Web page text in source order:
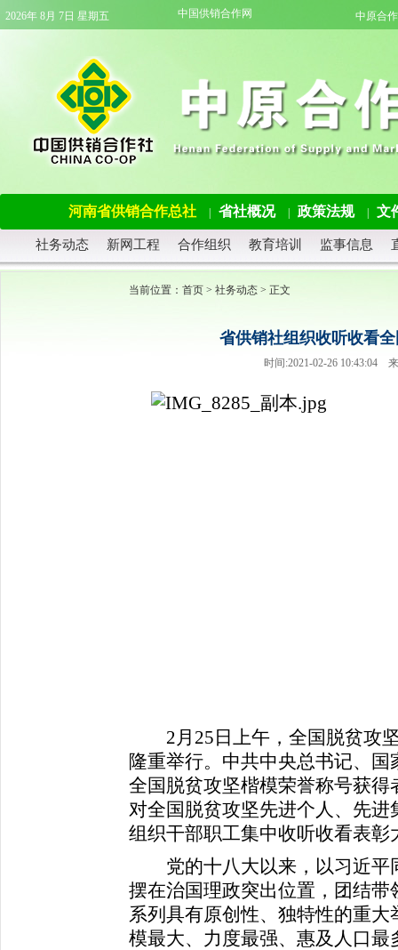
2026年 8月 7日 星期五 中国供销合作网 中原合
河南省供销合作总社 省社概况 政策法规 文
社务动态 新网工程 合作组织 教育培训 监事信息
当前位置： 首页 > 社务动态 > 正文
省供销社组织收听收看
时间:2021-02-26 10:43:04
2月25日上午，全国脱贫攻坚
隆重举行。中共中央总书记、
全国脱贫攻坚楷模荣誉称号获
对全国脱贫攻坚先进个人、先
组织干部职工集中收听收看表彰
党的十八大以来，以习近平
摆在治国理政突出位置，团结
系列具有原创性、独特性的重
模最大、力度最强、惠及人口